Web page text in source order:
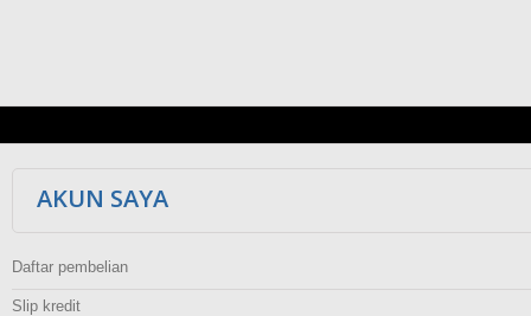
AKUN SAYA
Daftar pembelian
Slip kredit